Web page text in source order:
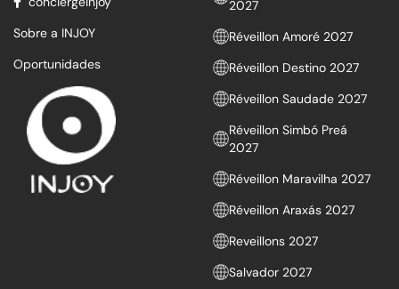
Sobre a INJOY
Oportunidades
2027
Réveillon Amoré 2027
Réveillon Destino 2027
Réveillon Saudade 2027
Réveillon Simbó Preá
2027
Réveillon Maravilha 2027
Réveillon Araxás 2027
Reveillons 2027
Salvador 2027